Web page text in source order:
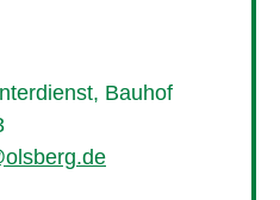
Bauhof